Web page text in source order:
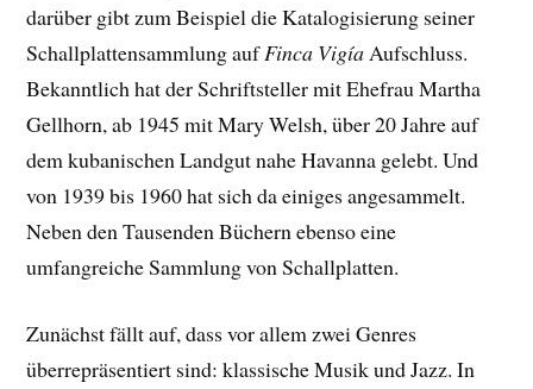
darüber gibt zum Beispiel die Katalogisierung seiner
Schallplattensammlung aufFinca Vigía Aufschluss.
Bekanntlich hat der Schriftsteller mit Ehefrau Martha
Gellhorn, ab 1945 mit Mary Welsh, über 20 Jahre auf
dem kubanischen Landgut nahe Havanna gelebt. Und
von 1939 bis 1960 hat sich da einiges angesammelt.
Neben den Tausenden Büchern ebenso eine
umfangreiche Sammlung von Schallplatten.
Zunächst fällt auf, dass vor allem zwei Genres
überrepräsentiert sind: klassische Musik und Jazz. In